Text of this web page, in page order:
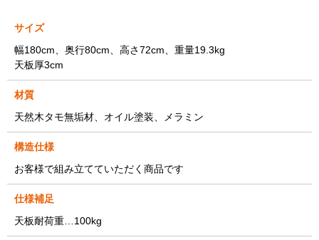
サイズ
幅180cm、奥行80cm、高さ72cm、重量19.3kg
天板厚3cm
材質
天然木タモ無垢材、オイル塗装、メラミン
構造仕様
お客様で組み立てていただく商品です
仕様補足
天板耐荷重…100kg